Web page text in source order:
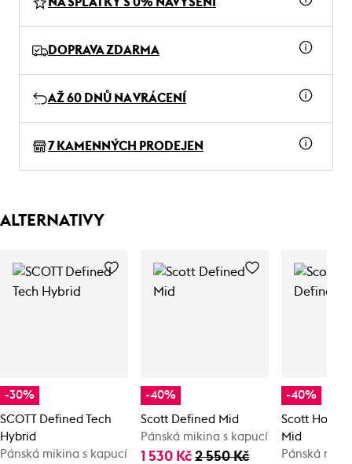
DOPRAVA ZDARMA
AŽ 60 DNŮ NA VRÁCENÍ
7 KAMENNÝCH PRODEJEN
ALTERNATIVY
-30%
SCOTT Defined Tech
Hybrid
Pánská mikina s kapucí
-40%
Scott Defined Mid
Pánská mikina s kapucí
1 530 Kč2 550 Kč
-40%
Scott Hoody
Mid
Pánská